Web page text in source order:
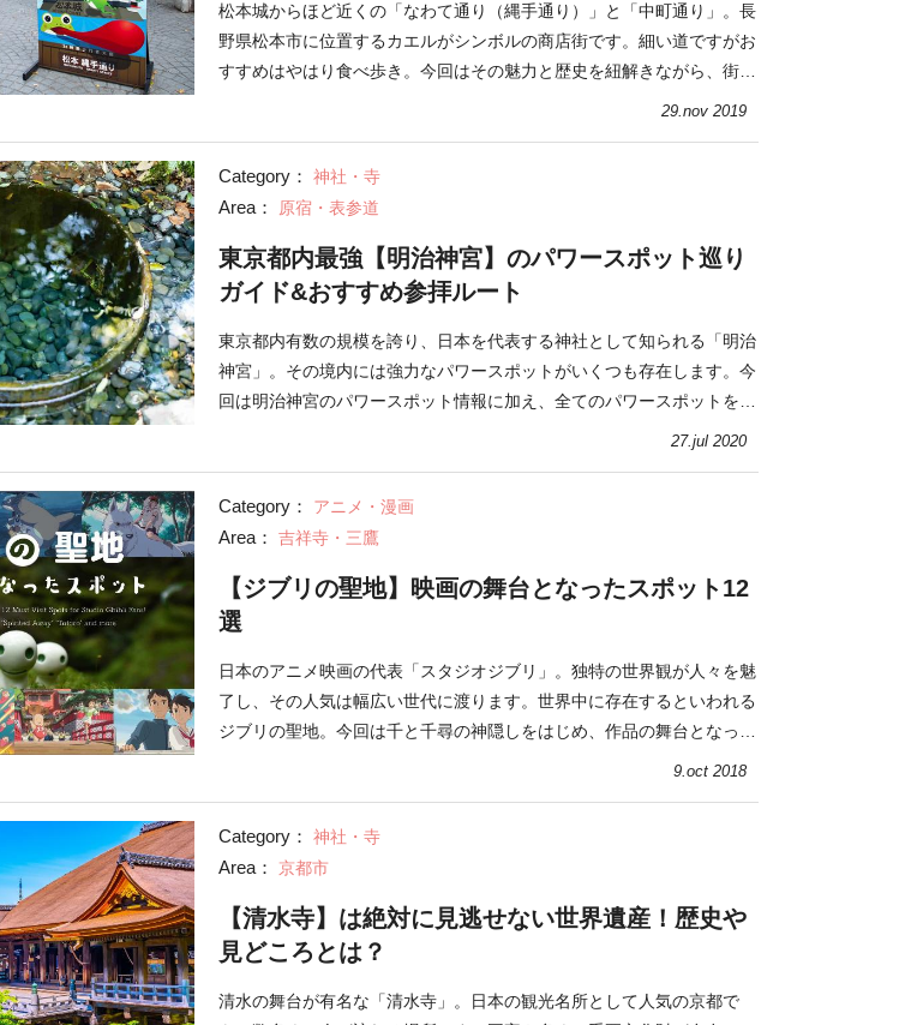
松本城からほど近くの「なわて通り（縄手通り）」と「中町通り」。長
野県松本市に位置するカエルがシンボルの商店街です。細い道ですがお
すすめはやはり食べ歩き。今回はその魅力と歴史を紐解きながら、街を
29.nov 2019
Category： 神社・寺
Area： 原宿・表参道
東京都内最強【明治神宮】のパワースポット巡り
ガイド&おすすめ参拝ルート
東京都内有数の規模を誇り、日本を代表する神社として知られる「明治
神宮」。その境内には強力なパワースポットがいくつも存在します。今
回は明治神宮のパワースポット情報に加え、全てのパワースポットを効
27.jul 2020
Category： アニメ・漫画
Area： 吉祥寺・三鷹
【ジブリの聖地】映画の舞台となったスポット12
選
日本のアニメ映画の代表「スタジオジブリ」。独特の世界観が人々を魅
了し、その人気は幅広い世代に渡ります。世界中に存在するといわれる
ジブリの聖地。今回は千と千尋の神隠しをはじめ、作品の舞台となった
9.oct 2018
Category： 神社・寺
Area： 京都市
【清水寺】は絶対に見逃せない世界遺産！歴史や
見どころとは？
清水の舞台が有名な「清水寺」。日本の観光名所として人気の京都で